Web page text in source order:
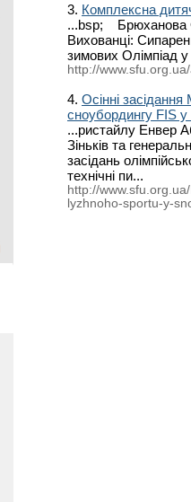
3. Комплексна
...bsp; Брюханова
Вихованці:
зимових Олімпіад
http://
4. Осінні
сноубордингу FIS
...ристайлу Енвер
Зіньків та
засідань
технічні пи...
http://
lyzhnoho-sportu-y-